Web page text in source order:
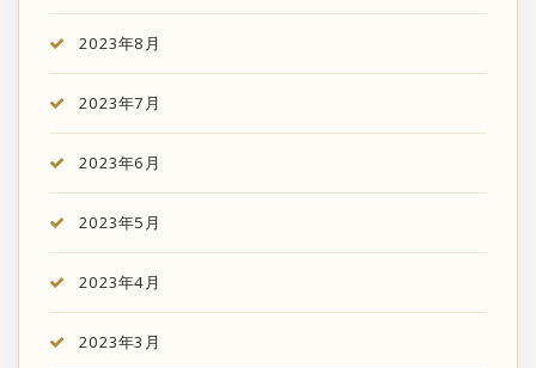
2023年8月
2023年7月
2023年6月
2023年5月
2023年4月
2023年3月